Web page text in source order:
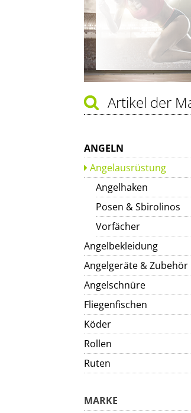
Artikel der
ANGELN
Angelausrüstung
Angelhaken
Posen & Sbirolinos
Vorfächer
Angelbekleidung
Angelgeräte & Zubehör
Angelschnüre
Fliegenfischen
Köder
Rollen
Ruten
MARKE